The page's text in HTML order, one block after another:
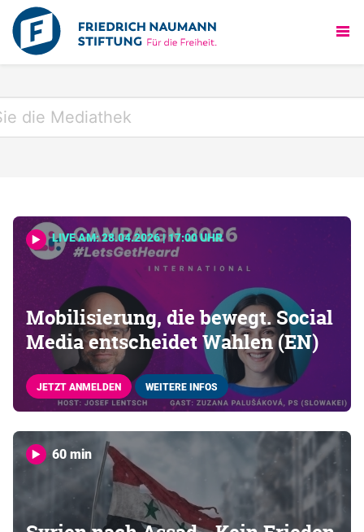
LIVE AM: 28.04.2026 | 17:00 UHR
Mobilisierung, die bewegt. Social
Media entscheidet Wahlen (EN)
JETZT ANMELDEN WEITERE INFOS
60 min